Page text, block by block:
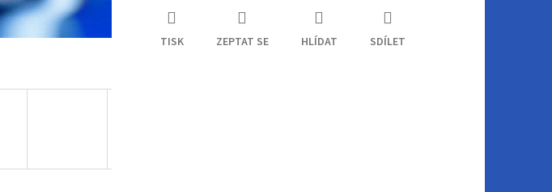
TISK ZEPTAT SE HLÍDAT SDÍLET